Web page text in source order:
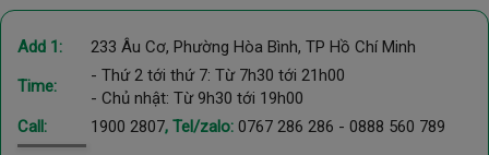
Add 1: 233 Âu Cơ, Phường Hòa Bình, TP Hồ Chí Minh
Time:
- Thứ 2 tới thứ 7: Từ 7h30 tới 21h00
- Chủ nhật: Từ 9h30 tới 19h00
Call:
1900 2807, Tel/zalo: 0767 286 286 - 0888 560 789